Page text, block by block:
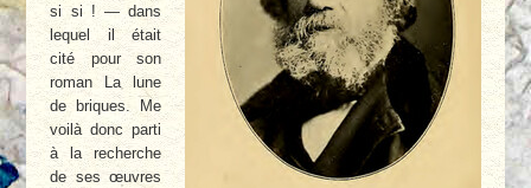
si si ! — dans
lequel il était
cité pour son
roman La lune
de briques. Me
voilà donc parti
à la recherche
de ses œuvres